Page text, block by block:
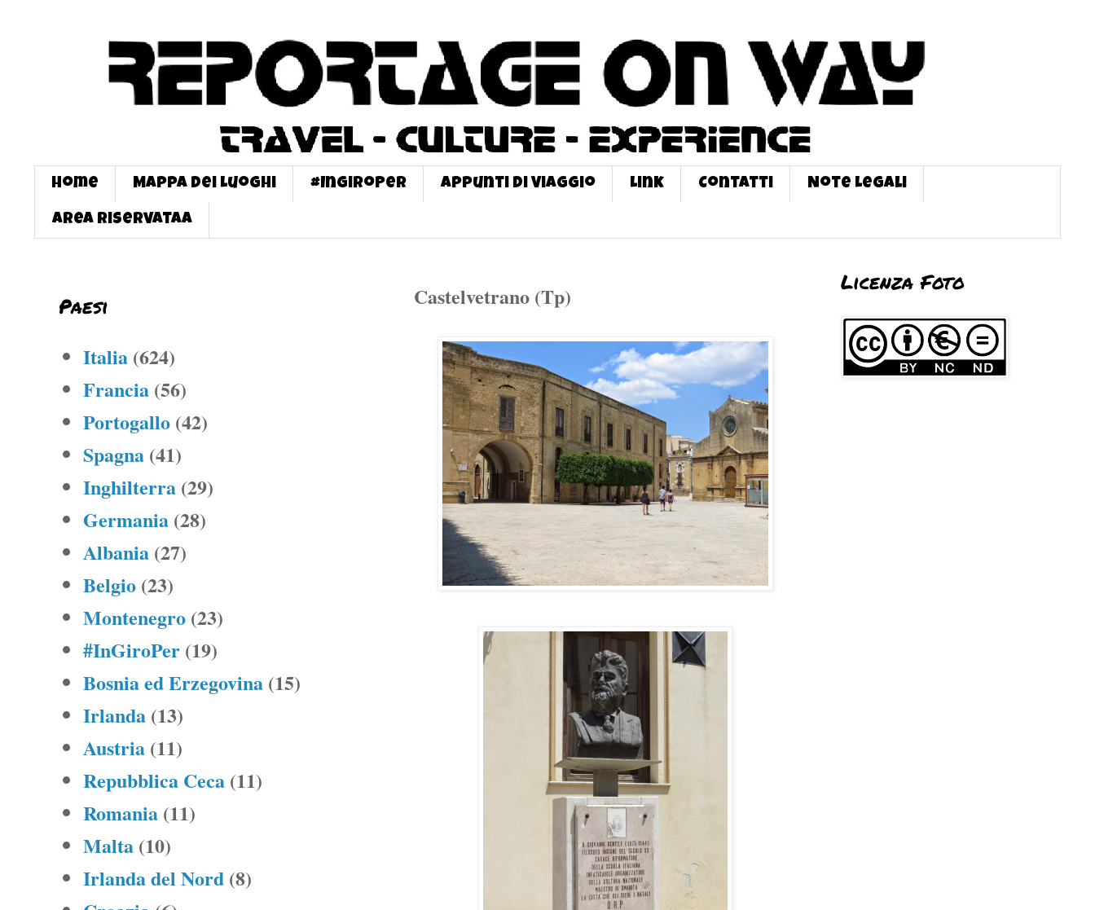
Home Mappa dei Luoghi #InGiroPer Appunti di Viaggio Link Contatti Note Legali
Area Riservataa
Castelvetrano (Tp)
Paesi
Italia (624)
Francia (56)
Portogallo (42)
Spagna (41)
Inghilterra (29)
Germania (28)
Albania (27)
Belgio (23)
Montenegro (23)
#InGiroPer (19)
Bosnia ed Erzegovina (15)
Irlanda (13)
Austria (11)
Repubblica Ceca (11)
Romania (11)
Malta (10)
Irlanda del Nord (8)
Licenza Foto